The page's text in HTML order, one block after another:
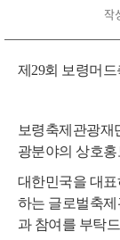
작
제29회 보령머
보령축제관광재
광분야의 상호
대한민국을 대표
하는 글로벌축
과 참여를 부탁